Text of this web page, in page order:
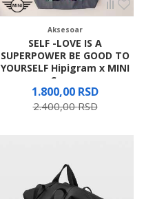
Aksesoar
SELF -LOVE IS A
SUPERPOWER BE GOOD TO
YOURSELF Hipigram x MINI
Ceger
1.800,00 RSD
2.400,00RSD